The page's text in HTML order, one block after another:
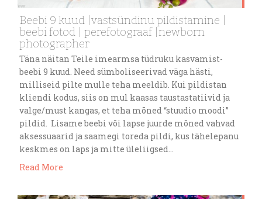
Beebi 9 kuud |vastsündinu pildistamine |
beebi fotod | perefotograaf |newborn
photographer
Täna näitan Teile imearmsa tüdruku kasvamist-
beebi 9 kuud. Need sümboliseerivad väga hästi,
milliseid pilte mulle teha meeldib. Kui pildistan
kliendi kodus, siis on mul kaasas taustastatiivid ja
valge/must kangas, et teha mõned “stuudio moodi”
pildid. Lisame beebi või lapse juurde mõned vahvad
aksessuaarid ja saamegi toreda pildi, kus tähelepanu
keskmes on laps ja mitte üleliigsed…
Read More